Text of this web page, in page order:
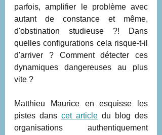
parfois, amplifier le problème avec
autant de constance et même,
d'obstination studieuse ?! Dans
quelles configurations cela risque-t-il
d'arriver ? Comment détecter ces
dynamiques dangereuses au plus
vite ?
Matthieu Maurice en esquisse les
pistes dans cet article du blog des
organisations authentiquement